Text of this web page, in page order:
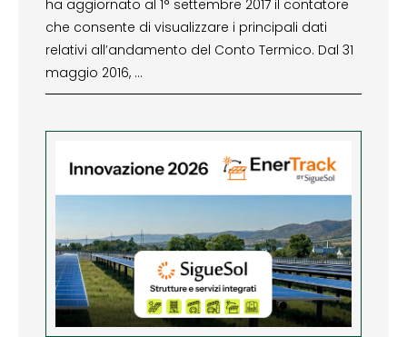
ha aggiornato al 1° settembre 2017 il contatore
che consente di visualizzare i principali dati
relativi all’andamento del Conto Termico. Dal 31
maggio 2016, …